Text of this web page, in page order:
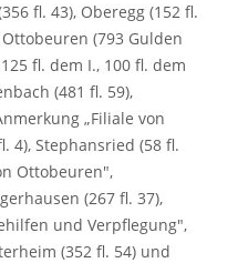
fl. 43), Oberegg (152 fl.
(793 Gulden
fl. dem I., 100 fl. dem
(481 fl. 59),
„Filiale von
4), Stephansried (58 fl.
Ottobeuren",
(267 fl. 37),
und Verpflegung",
(352 fl. 54) und